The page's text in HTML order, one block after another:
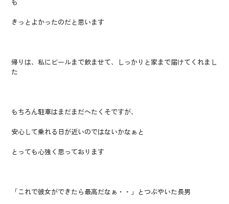
きっとよかったのだと思います
帰りは、私にビールまで飲ませて、しっかりと家まで届けてくれまし
た
もちろん駐車はまだまだへたくそですが、
安心して乗れる日が近いのではないかなぁと
とっても心強く思っております
「これで彼女ができたら最高だなぁ・・」とつぶやいた長男